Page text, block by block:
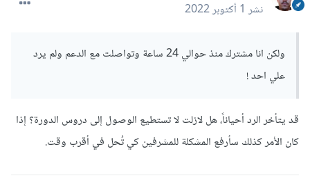
نشر1 أكتوبر 2022
ولكن انا مشترك منذ حوالي 24 ساعة وتواصلت مع الدعم ولم يرد
علي احد !
قد يتأخر الرد أحياناً، هل لازلت لا تستطيع الوصول إلى دروس الدورة؟ إذا
كان الأمر كذلك سأرفع المشكلة للمشرفين كي تُحل في أقرب وقت.